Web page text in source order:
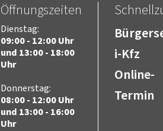
Freizeit
Kultur
Tourismus
Sport
Bevöl­ke­rungs­schutz
Selbst­hilfe
Brand- und Kata­s­tro­­phen­­
schutz­­zen­trum
Öffnungszeiten
Dienstag:
09:00 - 12:00 Uhr
und 13:00 - 18:00
Uhr
Donnerstag:
08:00 - 12:00 Uhr
und 13:00 - 16:00
Uhr
i-Kfz
Online-
Termin